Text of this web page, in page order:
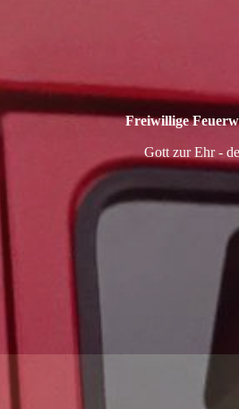
Freiwillige
Gott zur Ehr -